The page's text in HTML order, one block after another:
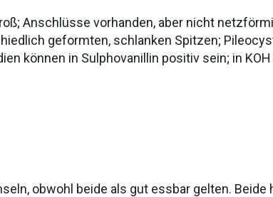
Anschlüsse vorhanden, aber nicht
geformten, schlanken Spitzen;
können in Sulphovanillin positiv sein; in
obwohl beide als gut essbar gelten. Beide